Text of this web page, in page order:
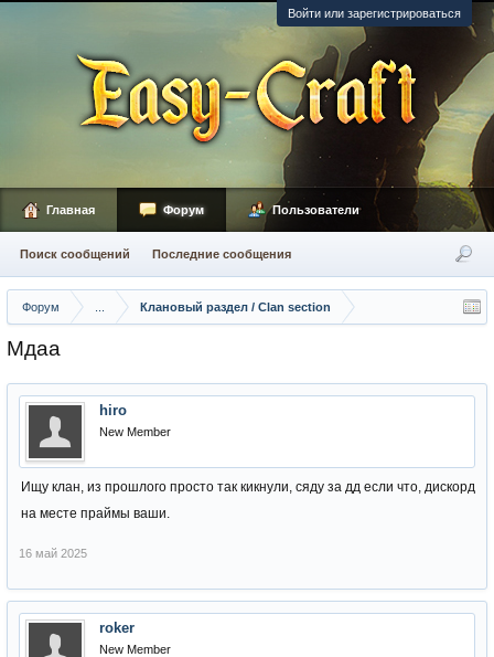
Войти или зарегистрироваться
Форум Клановый раздел / Сlan section
Мдаа
hiro
New Member
Ищу клан, из прошлого просто так кикнули, сяду за дд если что, дискорд
на месте праймы ваши.
16 май 2025
roker
New Member
Главная Форум
Поиск сообщений Последние сообщения
Пользователи